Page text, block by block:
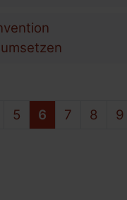
5 6 7 8 9